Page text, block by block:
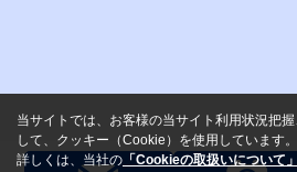
当サイトでは、お客様の当サイト利用状況把
して、クッキー（Cookie）を使用しています。
詳しくは、当社の 「Cookieの取扱いについて」